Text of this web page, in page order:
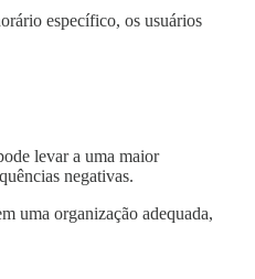
específico, os usuários
levar a uma maior
negativas.
uma organização adequada,